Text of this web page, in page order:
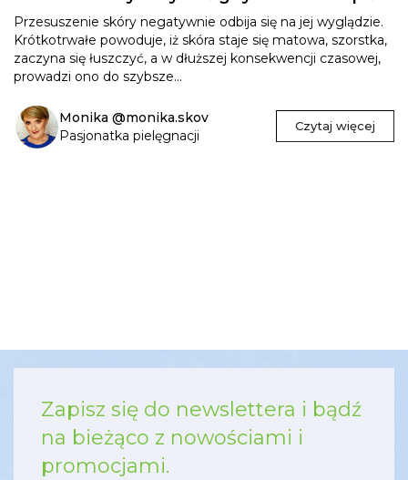
Przesuszenie skóry negatywnie odbija się na jej wyglądzie.
Krótkotrwałe powoduje, iż skóra staje się matowa, szorstka,
zaczyna się łuszczyć, a w dłuższej konsekwencji czasowej,
prowadzi ono do szybsze...
Monika @monika.skov
Pasjonatka pielęgnacji
Czytaj więcej
Zapisz się do newslettera i bądź
na bieżąco z nowościami i
promocjami.